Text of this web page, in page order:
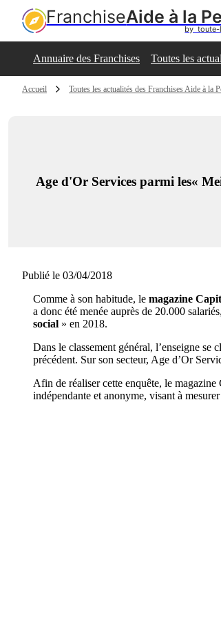
FranchiseAide à la
by
Annuaire des Franchises Toutes les
Accueil Toutes les actualités des Franchises Aide à la
Age d'Or Services parmi les«
Publié le 03/04/2018
Comme à son habitude, le magazine
a donc été menée auprès de 20.000
social » en 2018.
Dans le classement général, l’enseigne se
précédent. Sur son secteur, Age d’Or
Afin de réaliser cette enquête, le magazine
indépendante et anonyme, visant à